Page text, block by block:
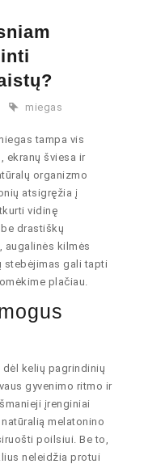
miegas
tampa vis
ekranų šviesa ir
organizmo
atsigręžia į
vidinę
drastiškų
augalinės kilmės
stebėjimas gali tapti
plačiau.
kelių pagrindinių
gyvenimo ritmo ir
įrenginiai
melatonino
poilsiui. Be to,
neleidžia protui